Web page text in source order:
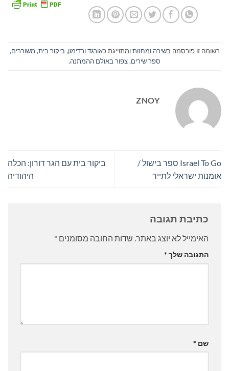
רשומה זו פורסמה בשירה ומחזותומתוייגת כאורגד ורדימון,ביקור בית, משוררים,
ספר שירים,צפור באולם ההמתנה.
ZNOY
Israel To Go ספר בישול /
אומנות ישראלי לתייר
ביקור בית עם הגר דורון: הכלה
היהודיה
כתיבת תגובה
האימייל לא יוצג באתר. שדות החובה מסומנים *
התגובה שלך *
שם *